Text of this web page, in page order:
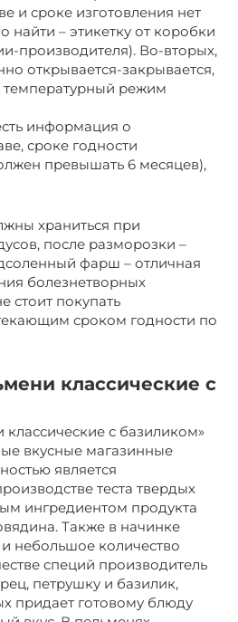
и сроке изготовления нет
– этикетку от коробки
производителя). Во-вторых,
открывается-закрывается,
температурный режим
информация о
сроке годности
превышать 6 месяцев),
храниться при
после разморозки –
фарш – отличная
болезнетворных
стоит покупать
сроком годности по
классические с
с базиликом»
вкусные магазинные
является
теста твердых
ингредиентом продукта
Также в начинке
небольшое количество
специй производитель
петрушку и базилик,
придает готовому блюду